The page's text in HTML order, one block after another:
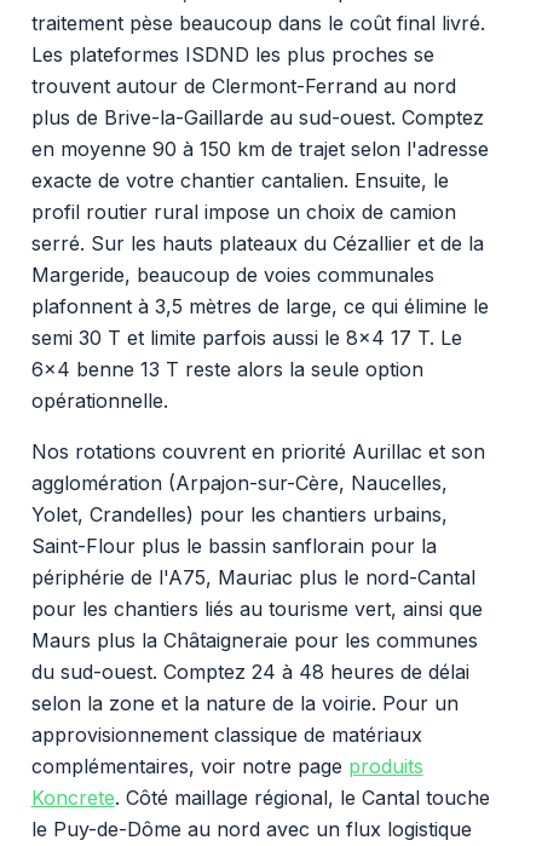
traitement pèse beaucoup dans le coût final livré.
Les plateformes ISDND les plus proches se
trouvent autour de Clermont-Ferrand au nord
plus de Brive-la-Gaillarde au sud-ouest. Comptez
en moyenne 90 à 150 km de trajet selon l'adresse
exacte de votre chantier cantalien. Ensuite, le
profil routier rural impose un choix de camion
serré. Sur les hauts plateaux du Cézallier et de la
Margeride, beaucoup de voies communales
plafonnent à 3,5 mètres de large, ce qui élimine le
semi 30 T et limite parfois aussi le 8x4 17 T. Le
6x4 benne 13 T reste alors la seule option
opérationnelle.
Nos rotations couvrent en priorité Aurillac et son
agglomération (Arpajon-sur-Cère, Naucelles,
Yolet, Crandelles) pour les chantiers urbains,
Saint-Flour plus le bassin sanflorain pour la
périphérie de l'A75, Mauriac plus le nord-Cantal
pour les chantiers liés au tourisme vert, ainsi que
Maurs plus la Châtaigneraie pour les communes
du sud-ouest. Comptez 24 à 48 heures de délai
selon la zone et la nature de la voirie. Pour un
approvisionnement classique de matériaux
complémentaires, voir notre page produits
Koncrete. Côté maillage régional, le Cantal touche
le Puy-de-Dôme au nord avec un flux logistique